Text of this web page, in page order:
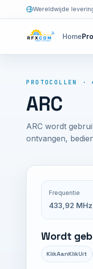
Wereldwijde
Home
PROTOCOLLEN
ARC
ARC wordt
ontvangen,
Frequentie
433,92 MHz
Wordt
KlikAanKlikUit